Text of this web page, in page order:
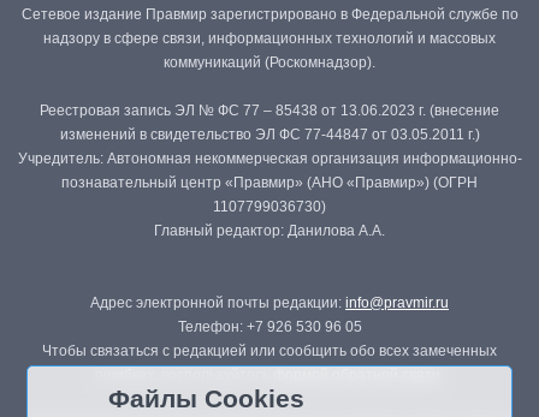
Сетевое издание Правмир зарегистрировано в Федеральной службе по
надзору в сфере связи, информационных технологий и массовых
коммуникаций (Роскомнадзор).
Реестровая запись ЭЛ № ФС 77 – 85438 от 13.06.2023 г. (внесение
изменений в свидетельство ЭЛ ФС 77-44847 от 03.05.2011 г.)
Учредитель: Автономная некоммерческая организация информационно-
познавательный центр «Правмир» (АНО «Правмир») (ОГРН
1107799036730)
Главный редактор: Данилова А.А.
Адрес электронной почты редакции: info@pravmir.ru
Телефон: +7 926 530 96 05
Чтобы связаться с редакцией или сообщить обо всех замеченных
Файлы Cookies